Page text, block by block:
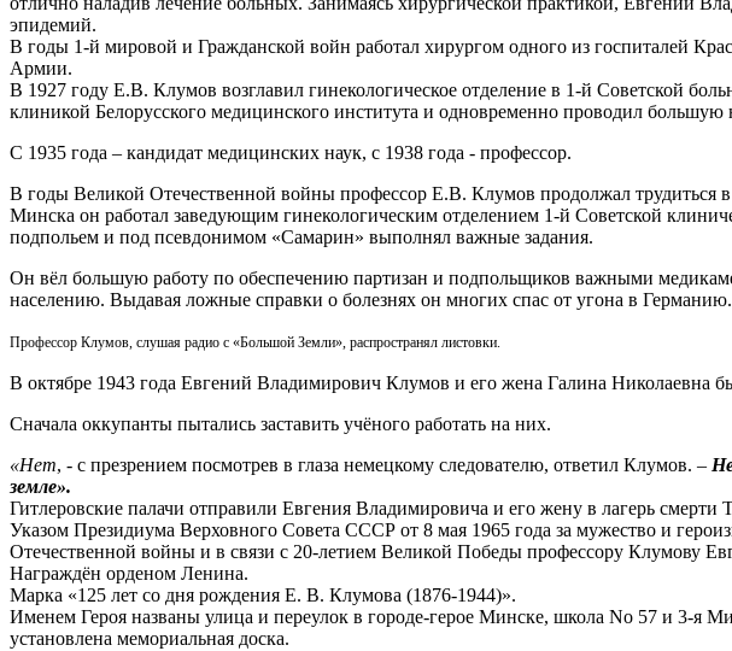
эпидемий.
В годы 1-й мировой и Гражданской войн работал хирургом одного из госпиталей
Армии.
В 1927 году Е.В. Клумов возглавил гинекологическое отделение в 1-й Советской
клиникой Белорусского медицинского института и одновременно проводил большую
С 1935 года – кандидат медицинских наук, с 1938 года - профессор.
В годы Великой Отечественной войны профессор Е.В. Клумов продолжал трудиться
Минска он работал заведующим гинекологическим отделением 1-й Советской
подпольем и под псевдонимом «Самарин» выполнял важные задания.
Он вёл большую работу по обеспечению партизан и подпольщиков важными
населению. Выдавая ложные справки о болезнях он многих спас от угона в
Профессор Клумов, слушая радио с «Большой Земли», распространял листовки.
В октябре 1943 года Евгений Владимирович Клумов и его жена Галина Николаевна
Сначала оккупанты пытались заставить учёного работать на них.
«Нет, - с презрением посмотрев в глаза немецкому следователю, ответил Клумов. –
земле».
Гитлеровские палачи отправили Евгения Владимировича и его жену в лагерь смерти
Указом Президиума Верховного Совета СССР от 8 мая 1965 года за мужество и
Отечественной войны и в связи с 20-летием Великой Победы профессору Клумову
Награждён орденом Ленина.
Марка «125 лет со дня рождения Е. В. Клумова (1876-1944)».
Именем Героя названы улица и переулок в городе-герое Минске, школа No 57 и 3-я
установлена мемориальная доска.